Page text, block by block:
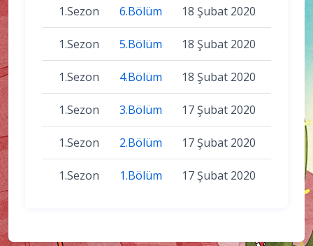
1.Sezon 6.Bölüm 18 Şubat 2020
1.Sezon 5.Bölüm 18 Şubat 2020
1.Sezon 4.Bölüm 18 Şubat 2020
1.Sezon 3.Bölüm 17 Şubat 2020
1.Sezon 2.Bölüm 17 Şubat 2020
1.Sezon 1.Bölüm 17 Şubat 2020